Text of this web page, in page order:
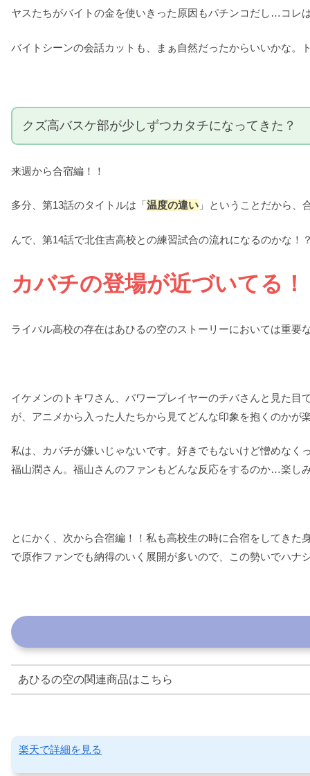
ヤスたちがバイトの金を使いきった原因もパチンコだし…コレ
バイトシーンの会話カットも、まぁ自然だったからいいかな。
クズ高バスケ部が少しずつカタチになってきた？
来週から合宿編！！
多分、第13話のタイトルは「 温度の違い 」ということだから、
んで、第14話で北住吉高校との練習試合の流れになるのかな
カバチの登場が近づいてる
ライバル高校の存在はあひるの空のストーリーにおいては重
イケメンのトキワさん、パワープレイヤーのチバさんと見た
が、アニメから入った人たちから見てどんな印象を抱くのかが
私は、カバチが嫌いじゃないです。好きでもないけど憎めな
福山潤さん。福山さんのファンもどんな反応をするのか…楽し
とにかく、次から合宿編！！私も高校生の時に合宿をしてき
で原作ファンでも納得のいく展開が多いので、この勢いでハナ
あひるの空の関連商品はこちら
楽天で詳細を見る